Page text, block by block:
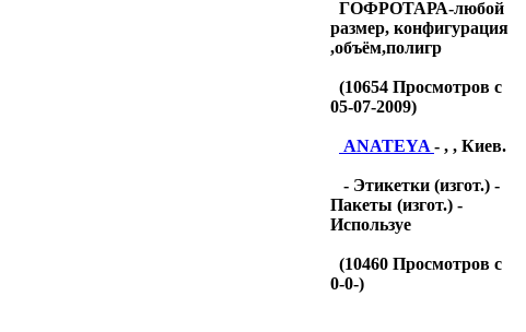
ГОФРОТАРА-любой
размер, конфигурация
,объём,полигр
(10654 Просмотров с
05-07-2009)
ANATEYA - , , Киев.
- Этикетки (изгот.) -
Пакеты (изгот.) -
Используе
(10460 Просмотров с
0-0-)